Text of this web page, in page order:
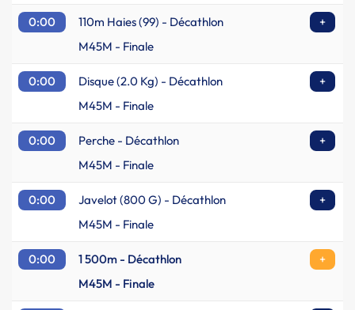
0:00 110m Haies (99) - Décathlon
+
M45M - Finale
0:00 Disque (2.0 Kg) - Décathlon
+
M45M - Finale
0:00 Perche - Décathlon
+
M45M - Finale
0:00 Javelot (800 G) - Décathlon
+
M45M - Finale
0:00 1 500m - Décathlon
+
M45M - Finale